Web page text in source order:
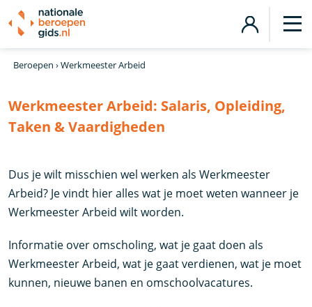
Beroepen ›Werkmeester Arbeid
Werkmeester Arbeid: Salaris, Opleiding,
Taken & Vaardigheden
Dus je wilt misschien wel werken als Werkmeester
Arbeid? Je vindt hier alles wat je moet weten wanneer je
Werkmeester Arbeid wilt worden.
Informatie over omscholing, wat je gaat doen als
Werkmeester Arbeid, wat je gaat verdienen, wat je moet
kunnen, nieuwe banen en omschoolvacatures.